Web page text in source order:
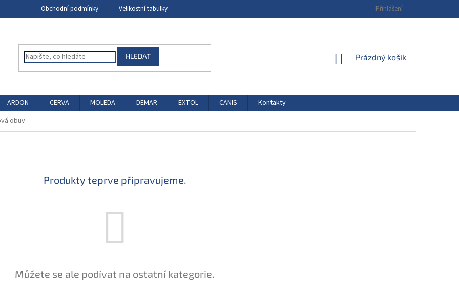
Obchodní podmínky Velikostní tabulky Přihlášení
HLEDAT
NÁKUPNÍ
Prázdný košík
ARDON CERVA MOLEDA DEMAR EXTOL CANIS
Kontakty
obuv
Produkty teprve připravujeme.
Můžete se ale podívat na ostatní kategorie.